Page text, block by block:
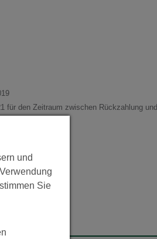
für den Zeitraum zwischen Rückzahlung und
und
Sie